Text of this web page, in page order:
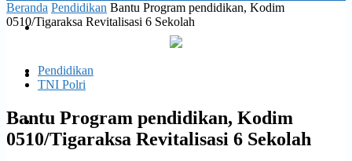
TNI Polri
Politik
Daerah
Beranda Pendidikan Bantu Program pendidikan, Kodim
0510/Tigaraksa Revitalisasi 6 Sekolah
Pendidikan
TNI Polri
Bantu Program pendidikan, Kodim
0510/Tigaraksa Revitalisasi 6 Sekolah